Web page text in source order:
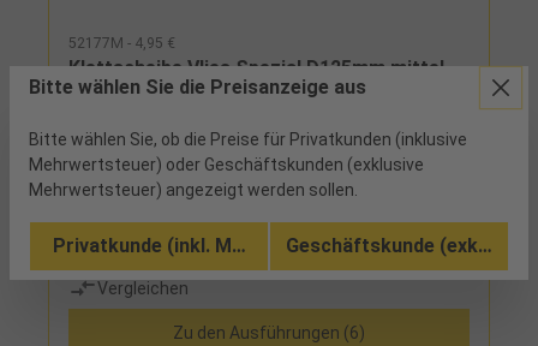
52177M - 4,95 €
Klettscheibe Vlies Spezial D125mm mittel
39 verfügbar
kletthaftend, schnelle und leistungsstarke
Schleifwirkung durch schnellen Abtransport des
abgetragenen MaterialsEinsatz: zum Satinieren
und Finishen von Oberflächen, egalisieren von
Anlassfarben an Schweißnähten, für die
Bearbeitung von Stahl, Edelstahl, Titanium,
Aluminium, Kunststoff und Holz
Vergleichen
Zu den Ausführungen (6)
Bitte wählen Sie die Preisanzeige aus
Bitte wählen Sie, ob die Preise für Privatkunden (inklusive
Mehrwertsteuer) oder Geschäftskunden (exklusive
Mehrwertsteuer) angezeigt werden sollen.
Privatkunde (inkl. MwSt.) Geschäftskunde (exkl.